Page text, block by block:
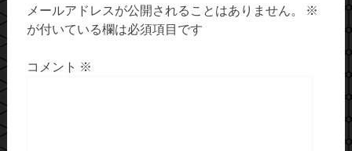
メールアドレスが公開されることはありません。
※
が付いている欄は必須項目です
コメント ※